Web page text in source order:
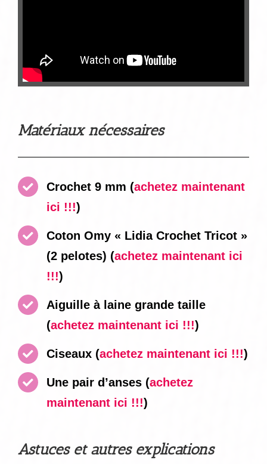
Matériaux nécessaires
Crochet 9 mm (achetez maintenant
ici !!!)
Coton Omy « Lidia Crochet Tricot »
(2 pelotes) (achetez maintenant ici
!!!)
Aiguille à laine grande taille
(achetez maintenant ici !!!)
Ciseaux (achetez maintenant ici !!!)
Une pair d’anses (achetez
maintenant ici !!!)
Astuces et autres explications